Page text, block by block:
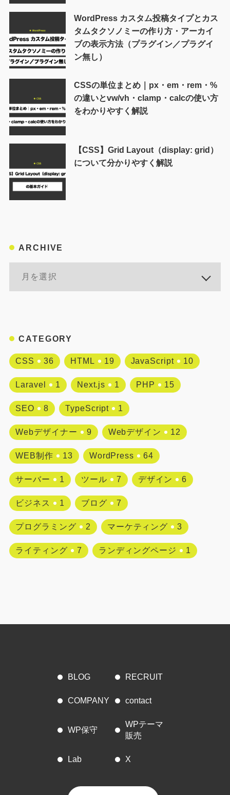
WordPress カスタム投稿タイプとカス
タムタクソノミーの作り方・アーカイ
ブの表示方法（プラグイン／プラグイ
ン無し）
CSSの単位まとめ｜px・em・rem・%
の違いとvw/vh・clamp・calcの使い方
をわかりやすく解説
【CSS】Grid Layout（display: grid）
について分かりやすく解説
ARCHIVE
CATEGORY
CSS 36 HTML 19 JavaScript 10
Laravel 1 Next.js 1 PHP 15
SEO 8 TypeScript 1
Webデザイナー 9 Webデザイン 12
WEB制作 13 WordPress 64
サーバー 1 ツール 7 デザイン 6
ビジネス 1 ブログ 7
プログラミング 2 マーケティング 3
ライティング 7 ランディングページ 1
BLOG RECRUIT
COMPANY contact
WP保守
WPテーマ
販売
Lab X